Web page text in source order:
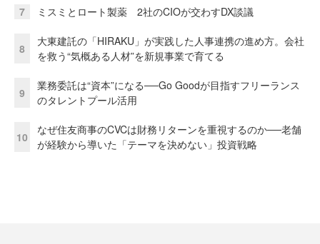
7 ミスミとロート製薬 2社のCIOが交わすDX談議
8
大東建託の「HIRAKU」が実践した人事連携の進め方。会社
を救う“気概ある人材”を新規事業で育てる
9
業務委託は“資本”になる──Go Goodが目指すフリーランス
のタレントプール活用
10
なぜ住友商事のCVCは財務リターンを重視するのか──老舗
が経験から導いた「テーマを決めない」投資戦略